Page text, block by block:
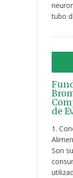
tubo
de
1.
Son